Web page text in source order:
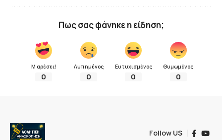
Πως σας φάνηκε η είδηση;
Μ αρέσει!
0
Λυπημένος
0
Ευτυχισμένος
0
Θυμωμένος
0
Follow US